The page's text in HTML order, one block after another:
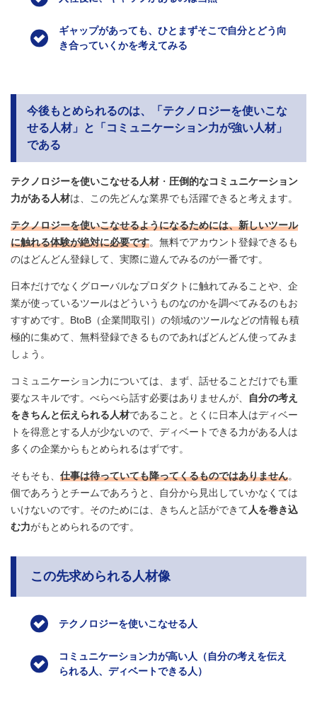
ギャップがあっても、ひとまずそこで自分とどう向
き合っていくかを考えてみる
今後もとめられるのは、「テクノロジーを使いこな
せる人材」と「コミュニケーション力が強い人材」
である
テクノロジーを使いこなせる人材 ・ 圧倒的なコミュニケーション
力がある人材は、この先どんな業界でも活躍できると考えます。
テクノロジーを使いこなせるようになるためには、新しいツール
に触れる体験が絶対に必要です。無料でアカウント登録できるも
のはどんどん登録して、実際に遊んでみるのが一番です。
日本だけでなくグローバルなプロダクトに触れてみることや、企
業が使っているツールはどういうものなのかを調べてみるのもお
すすめです。BtoB（企業間取引）の領域のツールなどの情報も積
極的に集めて、無料登録できるものであればどんどん使ってみま
しょう。
コミュニケーション力については、まず、話せることだけでも重
要なスキルです。べらべら話す必要はありませんが、
自分の考え
をきちんと伝えられる人材であること。とくに日本人はディベー
トを得意とする人が少ないので、ディベートできる力がある人は
多くの企業からもとめられるはずです。
そもそも、 仕事は待っていても降ってくるものではありません。
個であろうとチームであろうと、自分から見出していかなくては
いけないのです。そのためには、きちんと話ができて 人を巻き込
む力がもとめられるのです。
この先求められる人材像
テクノロジーを使いこなせる人
コミュニケーション力が高い人（自分の考えを伝え
られる人、ディベートできる人）